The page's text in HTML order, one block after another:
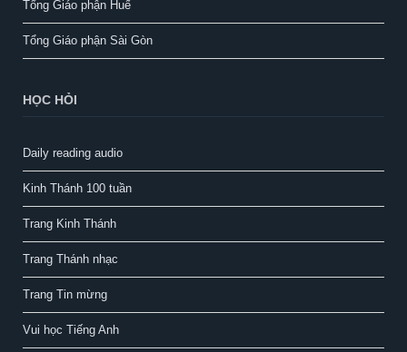
Tổng Giáo phận Huế
Tổng Giáo phận Sài Gòn
HỌC HỎI
Daily reading audio
Kinh Thánh 100 tuần
Trang Kinh Thánh
Trang Thánh nhạc
Trang Tin mừng
Vui học Tiếng Anh